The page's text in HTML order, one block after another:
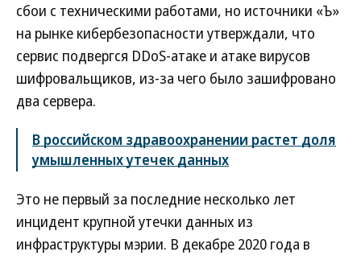
сбои с техническими работами, но источники «Ъ»
на рынке кибербезопасности утверждали, что
сервис подвергся DDoS-атаке и атаке вирусов
шифровальщиков, из-за чего было зашифровано
два сервера.
В российском здравоохранении растет доля
умышленных утечек данных
Это не первый за последние несколько лет
инцидент крупной утечки данных из
инфраструктуры мэрии. В декабре 2020 года в